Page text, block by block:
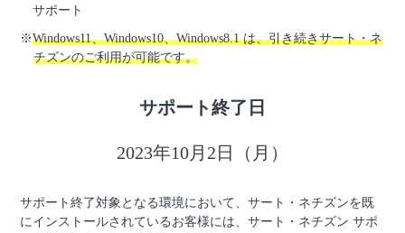
サポート
Windows11、Windows10、Windows8.1 は、引き続きサート・ネ
チズンのご利用が可能です。
サポート終了日
2023年10月2日（月）
サポート終了対象となる環境において、サート・ネチズンを既
にインストールされているお客様には、サート・ネチズン サポ